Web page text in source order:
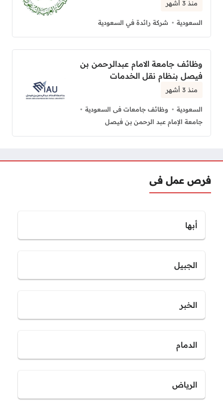
منذ 3 أشهر
السعودية شركة رائدة في السعودية
وظائف جامعة الامام عبدالرحمن بن
فيصل بنظام نقل الخدمات
منذ 3 أشهر
السعودية
وظائف جامعات فى السعودية
جامعة الإمام عبد الرحمن بن فيصل
فرص عمل فى
أبها
الجبيل
الخبر
الدمام
الرياض